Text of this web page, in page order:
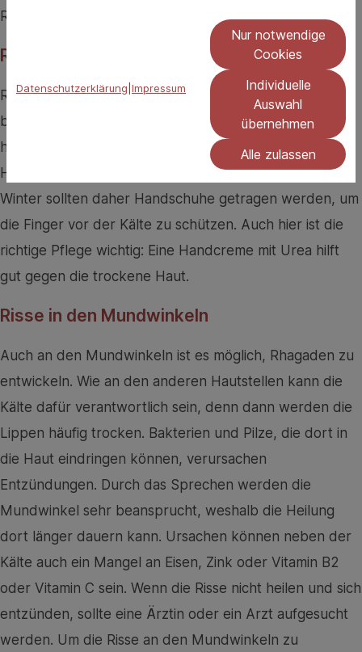
Reaktionen oder mangelnde Pflege.
Rhagaden an den Händen: Handschuhe an!
Rhagaden können auch an den Händen auftreten. Dort
bilden sich Risse an den Fingerkuppen. Die Schrunden
hier entstehen vor allem durch Kälte, zu häufiges
Händewaschen oder Kontakt mit Waschmitteln. Im
Winter sollten daher Handschuhe getragen werden, um
die Finger vor der Kälte zu schützen. Auch hier ist die
richtige Pflege wichtig: Eine Handcreme mit Urea hilft
gut gegen die trockene Haut.
Risse in den Mundwinkeln
Auch an den Mundwinkeln ist es möglich, Rhagaden zu
entwickeln. Wie an den anderen Hautstellen kann die
Kälte dafür verantwortlich sein, denn dann werden die
Lippen häufig trocken. Bakterien und Pilze, die dort in
die Haut eindringen können, verursachen
Entzündungen. Durch das Sprechen werden die
Mundwinkel sehr beansprucht, weshalb die Heilung
dort länger dauern kann. Ursachen können neben der
Kälte auch ein Mangel an Eisen, Zink oder Vitamin B2
oder Vitamin C sein. Wenn die Risse nicht heilen und sich
entzünden, sollte eine Ärztin oder ein Arzt aufgesucht
werden. Um die Risse an den Mundwinkeln zu
Datenschutzerklärung Impressum
Nur notwendige
Cookies
Individuelle
Auswahl
übernehmen
Alle zulassen